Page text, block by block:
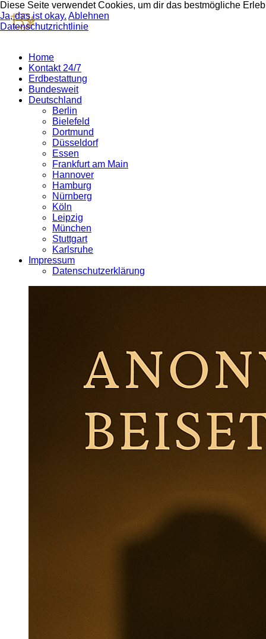
Home
Kontakt 24/7
Erdbestattung
Bundesweit
Deutschland
Berlin
Bielefeld
Dortmund
Düsseldorf
Essen
Frankfurt am Main
Hannover
Hamburg
Nürnberg
Köln
Leipzig
München
Stuttgart
Karlsruhe
Impressum
Datenschutzerklärung
Diese Seite verwendet Cookies, um dir das bestmögliche
Ja, das ist okay. Ablehnen
Datenschutzrichtlinie